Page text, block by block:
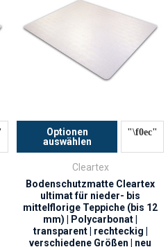
Optionen
auswählen
Cleartex
Bodenschutzmatte Cleartex
ultimat für nieder- bis
mittelflorige Teppiche (bis 12
mm) | Polycarbonat |
transparent | rechteckig |
verschiedene Größen | neu